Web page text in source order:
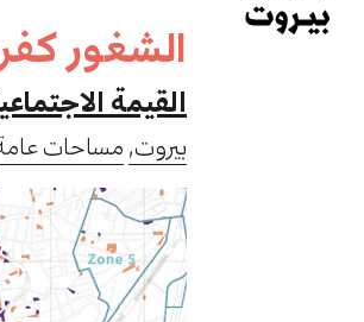
الشغور
القيمة
بيروت,مساحات